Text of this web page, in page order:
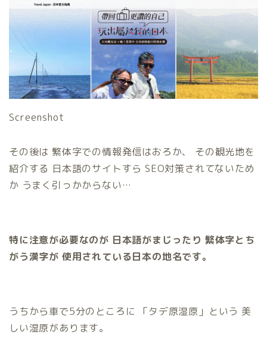
Screenshot
その後は 繁体字での情報発信はおろか、 その観光地を
紹介する 日本語のサイトすら SEO対策されてないため
か うまく引っかからない…
特に注意が必要なのが 日本語がまじったり 繁体字とち
がう漢字が 使用されている日本の地名です。
うちから車で5分のところに 「タデ原湿原」という 美
しい湿原があります。